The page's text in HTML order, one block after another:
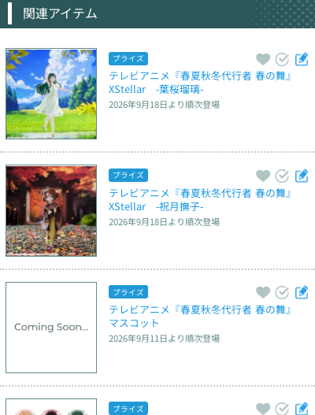
関連アイテム
プライズ
テレビアニメ『春夏秋冬代行者 春の舞』
XStellar　‐葉桜瑠璃‐
2026年9月18日より順次登場
プライズ
テレビアニメ『春夏秋冬代行者 春の舞』
XStellar　‐祝月撫子‐
2026年9月18日より順次登場
プライズ
テレビアニメ『春夏秋冬代行者 春の舞』
マスコット
2026年9月11日より順次登場
プライズ